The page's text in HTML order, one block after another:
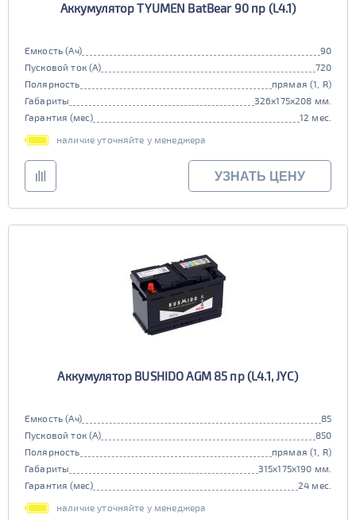
Аккумулятор TYUMEN BatBear 90 пр (L4.1)
Емкость (Ач)
90
Пусковой ток (А)
720
Полярность
прямая (1, R)
Габариты
326x175x208 мм.
Гарантия (мес)
12 мес.
наличие уточняйте у менеджера
УЗНАТЬ ЦЕНУ
Аккумулятор BUSHIDO AGM 85 пр (L4.1, JYC)
Емкость (Ач)
85
Пусковой ток (А)
850
Полярность
прямая (1, R)
Габариты
315x175x190 мм.
Гарантия (мес)
24 мес.
наличие уточняйте у менеджера